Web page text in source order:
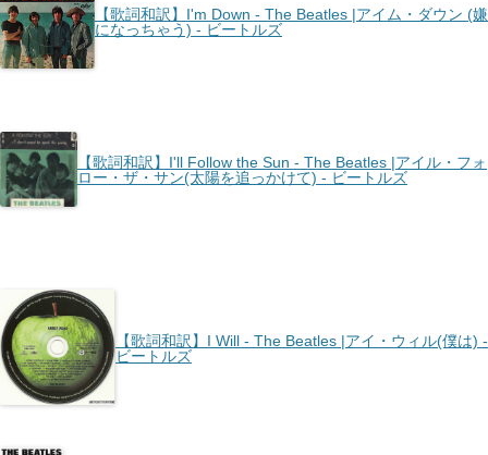
【歌詞和訳】I'm Down - The Beatles |アイム・ダウン (嫌
になっちゃう) - ビートルズ
【歌詞和訳】I'll Follow the Sun - The Beatles |アイル・フォ
ロー・ザ・サン(太陽を追っかけて) - ビートルズ
【歌詞和訳】I Will - The Beatles |アイ・ウィル(僕は) -
ビートルズ